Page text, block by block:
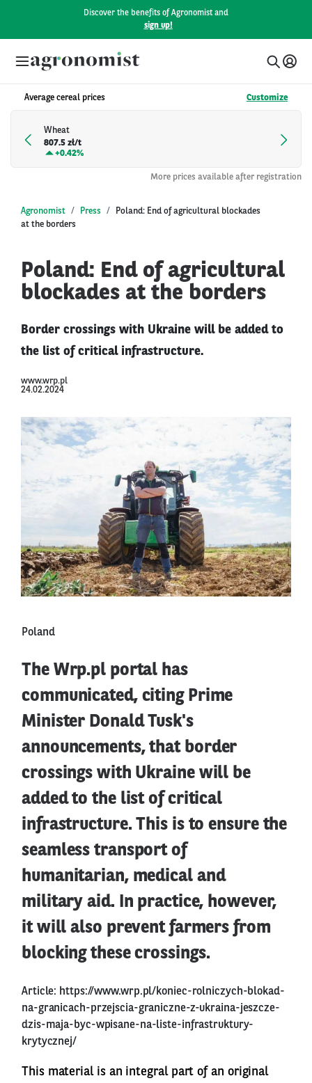
Discover the benefits of Agronomist and
sign up!
Average cereal prices Customize
Wheat
807.5 zł/t
+0.42%
More prices available after registration
Agronomist Press
Poland: End of agricultural blockades
at the borders
Poland: End of agricultural
blockades at the borders
Border crossings with Ukraine will be added to
the list of critical infrastructure.
www.wrp.pl
24.02.2024
Poland
The Wrp.pl portal has
communicated, citing Prime
Minister Donald Tusk's
announcements, that border
crossings with Ukraine will be
added to the list of critical
infrastructure. This is to ensure the
seamless transport of
humanitarian, medical and
military aid. In practice, however,
it will also prevent farmers from
blocking these crossings.
Article: https://www.wrp.pl/koniec-rolniczych-blokad-
na-granicach-przejscia-graniczne-z-ukraina-jeszcze-
dzis-maja-byc-wpisane-na-liste-infrastruktury-
krytycznej/
This material is an integral part of an original